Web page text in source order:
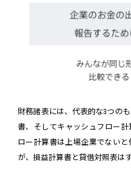
財務諸表には、代表的な3つの
書、そしてキャッシュフロー
ロー計算書は上場企業でない
が、損益計算書と貸借対照表は